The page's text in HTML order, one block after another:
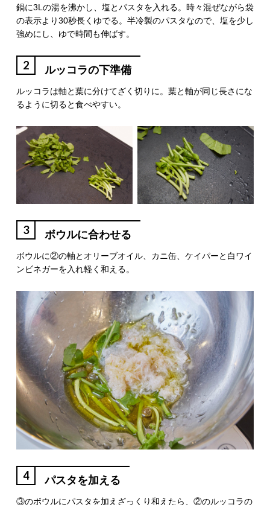
鍋に3Lの湯を沸かし、塩とパスタを入れる。時々混ぜながら袋
の表示より30秒長くゆでる。半冷製のパスタなので、塩を少し
強めにし、ゆで時間も伸ばす。
2 ルッコラの下準備
ルッコラは軸と葉に分けてざく切りに。葉と軸が同じ長さにな
るように切ると食べやすい。
3 ボウルに合わせる
ボウルに②の軸とオリーブオイル、カニ缶、ケイパーと白ワイ
ンビネガーを入れ軽く和える。
4 パスタを加える
③のボウルにパスタを加えざっくり和えたら、②のルッコラの